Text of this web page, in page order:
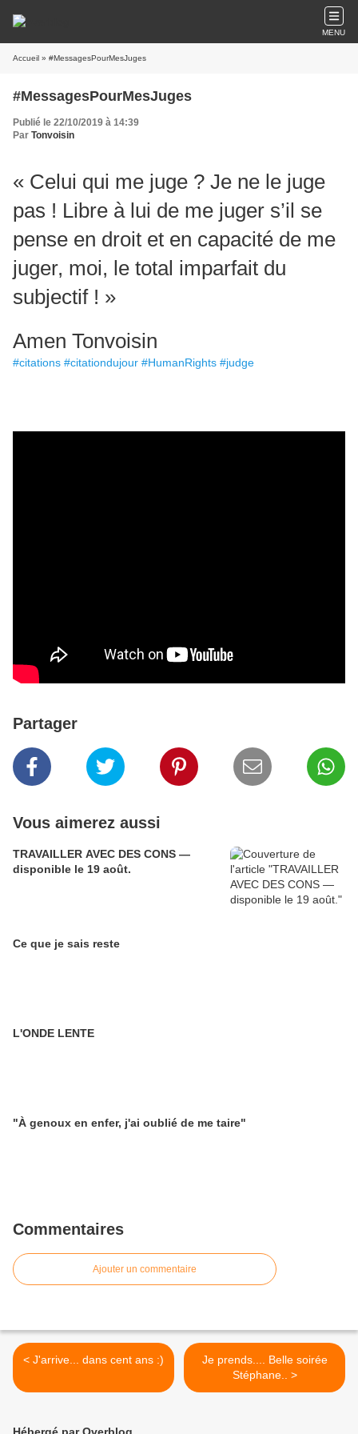
MENU
Accueil » #MessagesPourMesJuges
#MessagesPourMesJuges
Publié le 22/10/2019 à 14:39
Par Tonvoisin
« Celui qui me juge ? Je ne le juge
pas ! Libre à lui de me juger s’il se
pense en droit et en capacité de me
juger, moi, le total imparfait du
subjectif ! »
Amen Tonvoisin
#citations #citationdujour #HumanRights #judge
Partager
Vous aimerez aussi
TRAVAILLER AVEC DES CONS —
disponible le 19 août.
Ce que je sais reste
L'ONDE LENTE
"À genoux en enfer, j'ai oublié de me taire"
Commentaires
Ajouter un commentaire
< J'arrive... dans cent ans :)
Je prends.... Belle soirée
Stéphane.. >